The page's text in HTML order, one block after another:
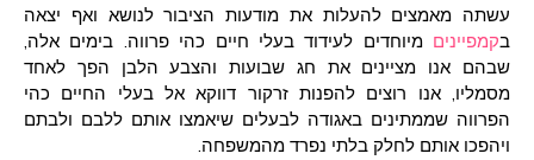
עשתה מאמצים להעלות את מודעות הציבור לנושא ואף יצאה
בקמפיינים מיוחדים לעידוד בעלי חיים כהי פרווה. בימים אלה,
שבהם אנו מציינים את חג שבועות והצבע הלבן הפך לאחד
מסמליו, אנו רוצים להפנות זרקור דווקא אל בעלי החיים כהי
הפרווה שממתינים באגודה לבעלים שיאמצו אותם ללבם ולבתם
ויהפכו אותם לחלק בלתי נפרד מהמשפחה.